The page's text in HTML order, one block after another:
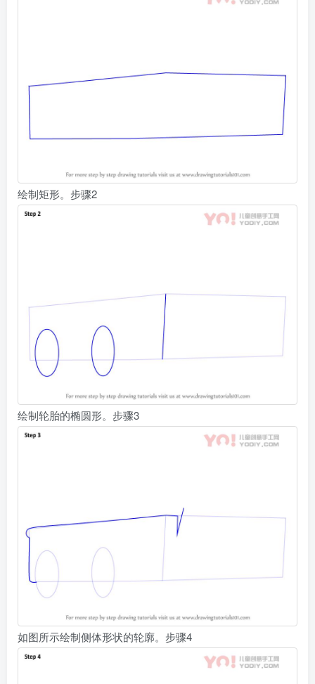
绘制矩形。步骤2
绘制轮胎的椭圆形。步骤3
如图所示绘制侧体形状的轮廓。步骤4